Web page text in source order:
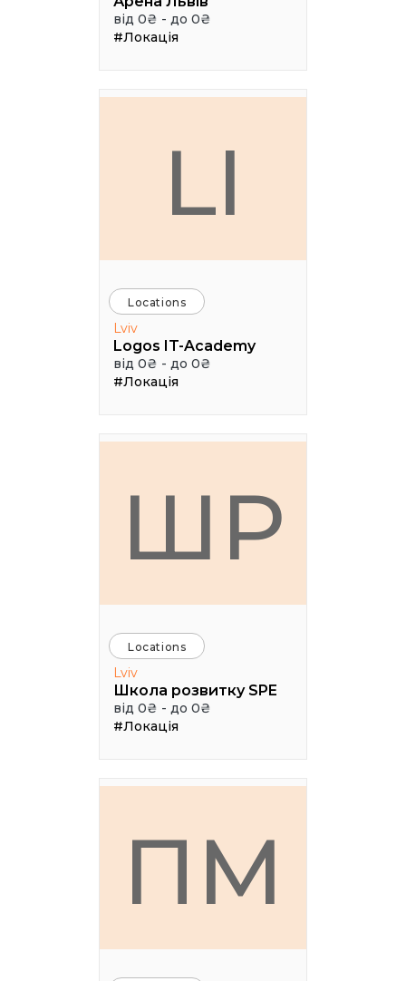
від 0₴ - до 0₴
#Локація
LI
Locations
Lviv
Logos IT-Academy
від 0₴ - до 0₴
#Локація
ШР
Locations
Lviv
Школа розвитку SPE
від 0₴ - до 0₴
#Локація
ПМ